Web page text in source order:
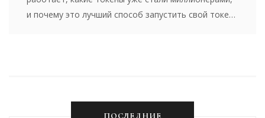
и почему это лучший способ запустить свой токен